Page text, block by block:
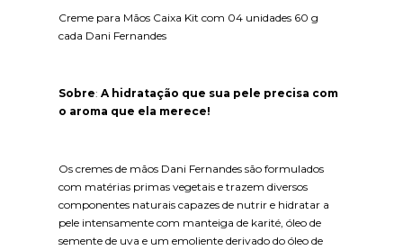
Creme para Mãos Caixa Kit com 04 unidades 60 g
cada Dani Fernandes
Sobre: A hidratação que sua pele precisa com
o aroma que ela merece!
Os cremes de mãos Dani Fernandes são formulados
com matérias primas vegetais e trazem diversos
componentes naturais capazes de nutrir e hidratar a
pele intensamente com manteiga de karité, óleo de
semente de uva e um emoliente derivado do óleo de